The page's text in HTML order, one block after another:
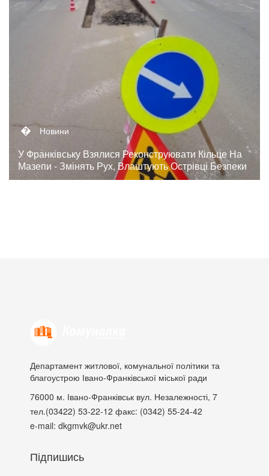
� Новини
У Франківську Взялися Реконструювати Кільце На
Мазепи - Змінять Рух, Влаштують Острівці Безпеки
Департамент житлової, комунальної політики та
благоустрою Івано-Франківської міської ради
76000 м. Івано-Франківськ вул. Незалежності, 7
тел.(03422) 53-22-12 факс: (0342) 55-24-42
e-mail: dkgmvk@ukr.net
Підпишись